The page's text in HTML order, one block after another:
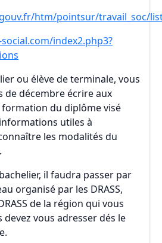
htm/pointsur/travail_soc/
index2.php3?
ou élève de terminale, vous
de décembre écrire aux
du diplôme visé
utiles à
les modalités du
il faudra passer par
organisé par les DRASS,
de la région qui vous
devez vous adresser dés le